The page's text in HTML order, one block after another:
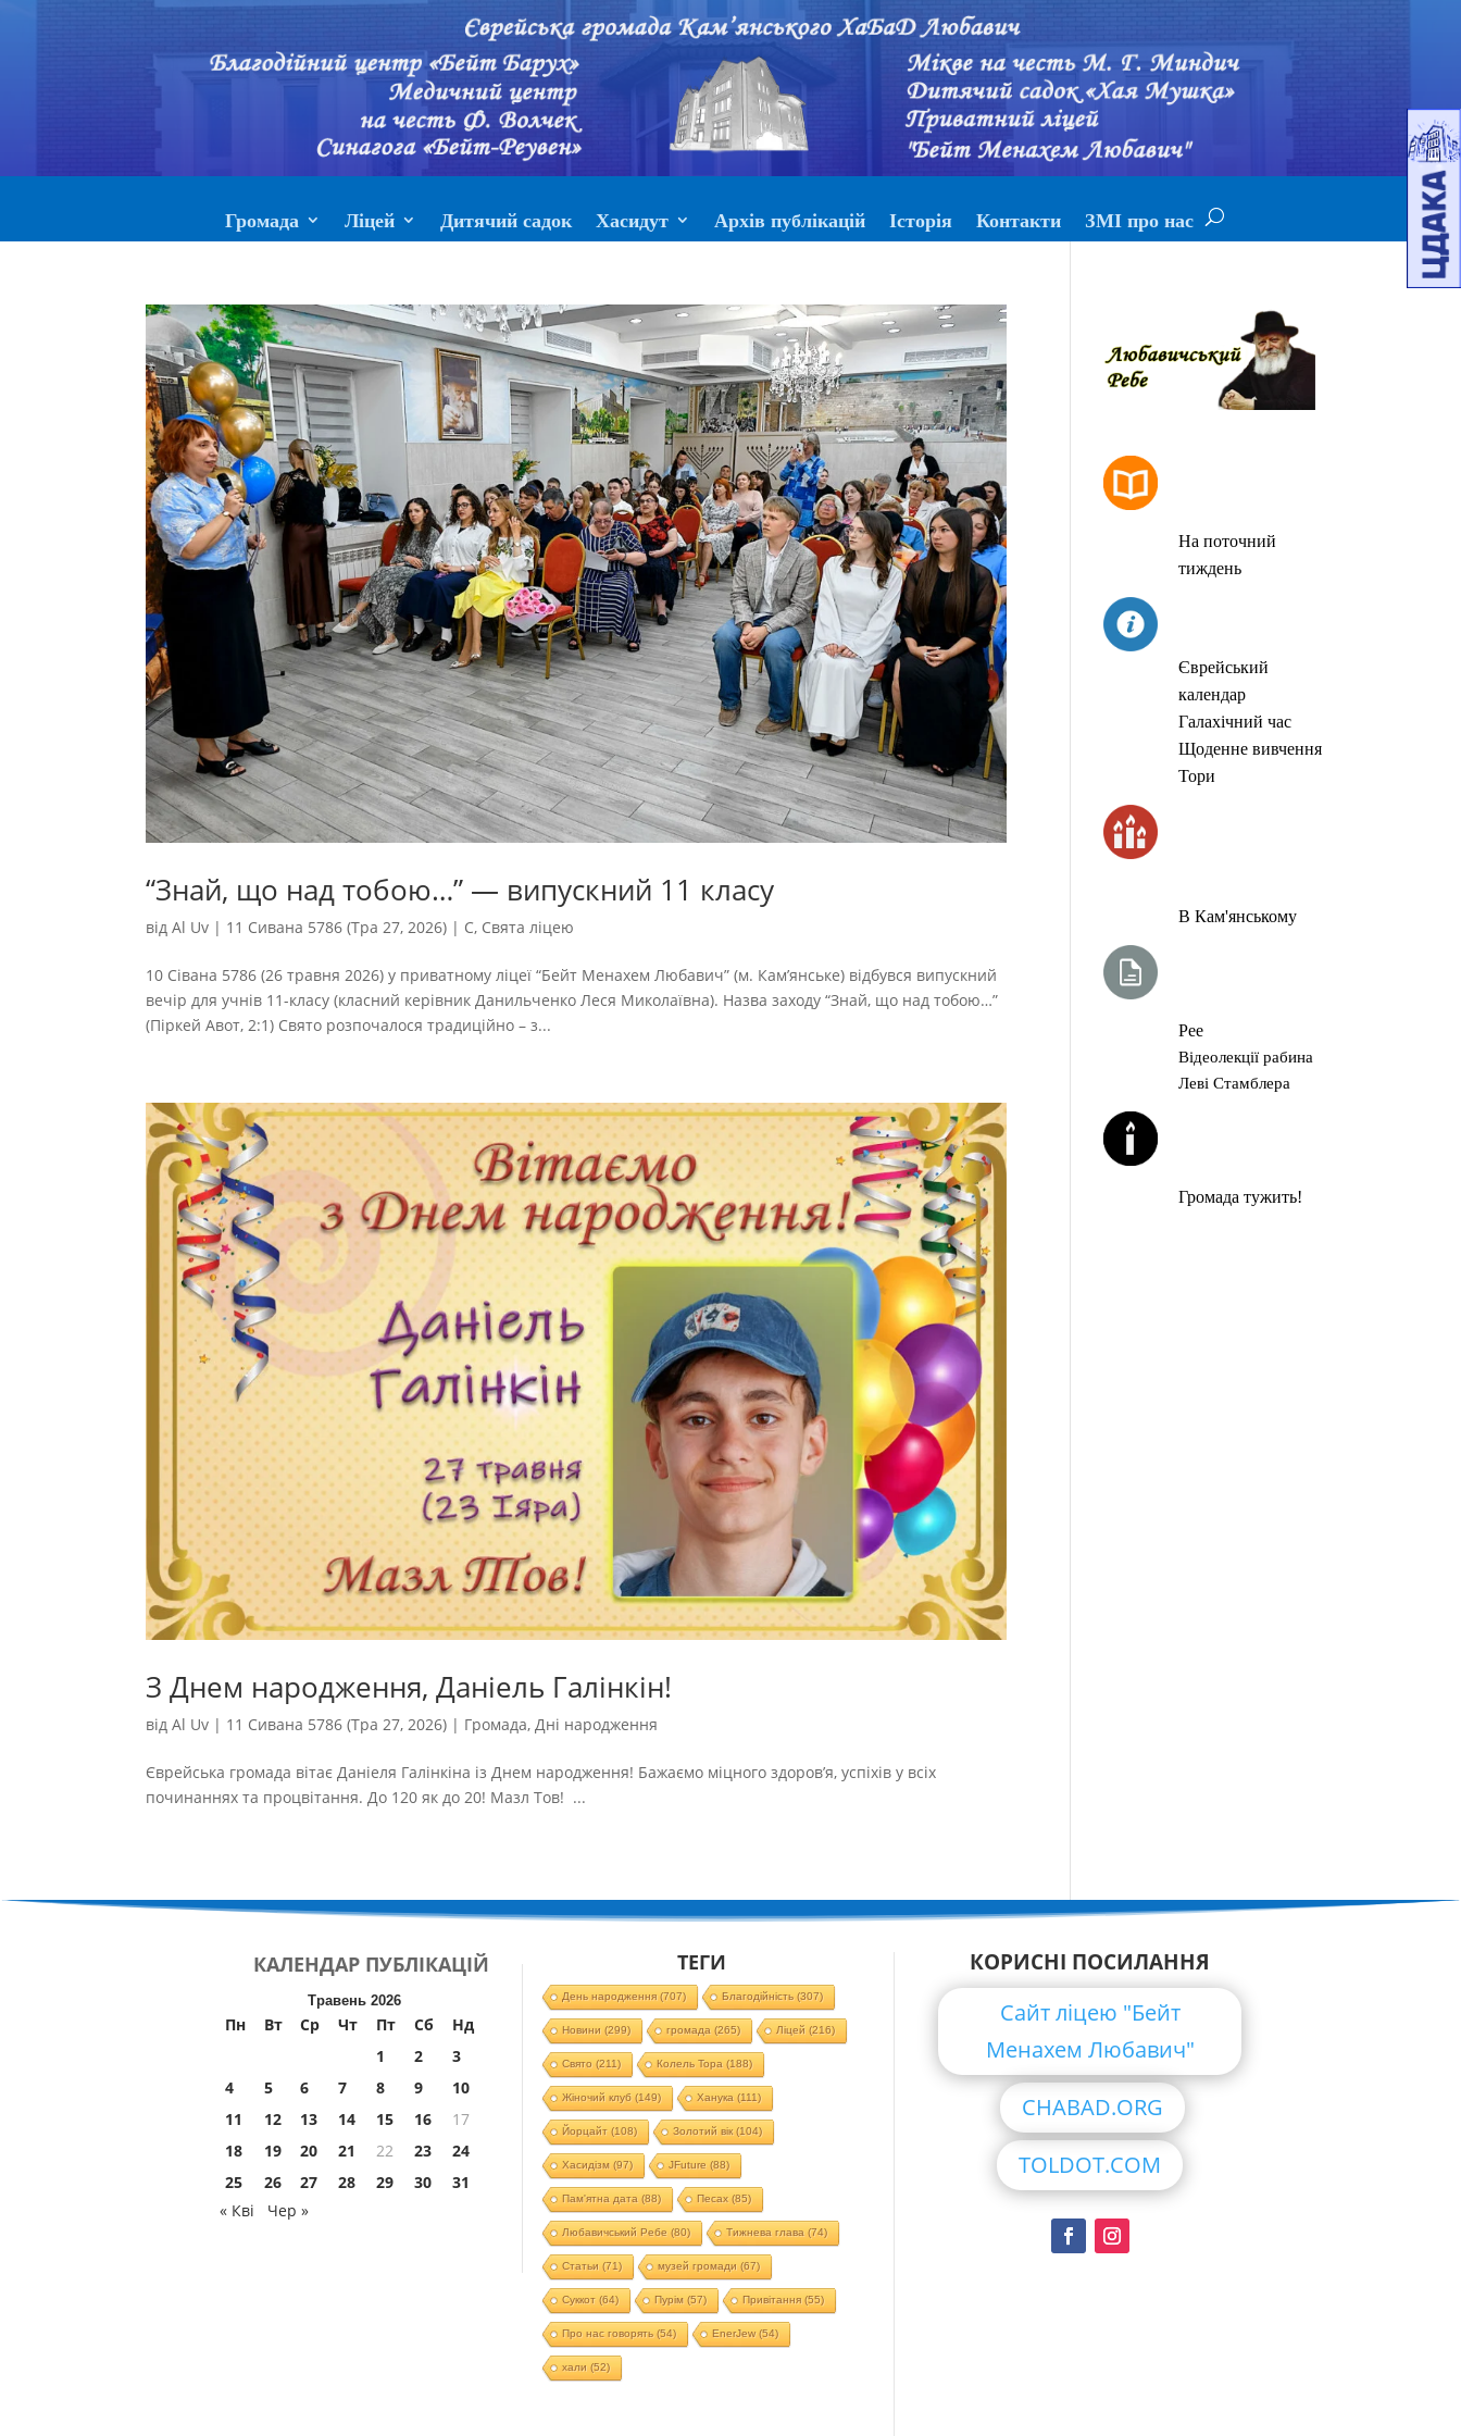
Громада Ліцей Дитячий садок Хасидут Архів публікацій Історія Контакти ЗМІ про нас
“Знай, що над тобою…” — випускний 11 класу
відAl Uv | 11 Сивана 5786 (Тра 27, 2026) | С, Свята ліцею
10 Сівана 5786 (26 травня 2026) у приватному ліцеї “Бейт Менахем Любавич” (м. Кам’янське) відбувся випускний
вечір для учнів 11-класу (класний керівник Данильченко Леся Миколаївна). Назва заходу “Знай, що над тобою…”
(Піркей Авот, 2:1) Свято розпочалося традиційно – з...
З Днем народження, Даніель Галінкін!
відAl Uv | 11 Сивана 5786 (Тра 27, 2026) | Громада,Дні народження
Єврейська громада вітає Даніеля Галінкіна із Днем народження! Бажаємо міцного здоров’я, успіхів у всіх
починаннях та процвітання. До 120 як до 20! Мазл Тов! ...
На поточний
тиждень
Єврейський
календар
Галахічний час
Щоденне вивчення
Тори
В Кам'янському
Рее
Відеолекції рабина
Леві Стамблера
Громада тужить!
КАЛЕНДАР ПУБЛІКАЦІЙ
Травень 2026
Пн Вт Ср Чт Пт Сб
Нд
1
2
3
4
5 6 7 8 9
10
11
12 13 14 15 16
17
18
19 20 21 22 23
24
25
26 27 28 29 30
31
« Кві
Чер »
ТЕГИ
День народження(707) Благодійність(307)
Новини (299) громада (265) Ліцей (216)
Свято (211) Колель Тора (188)
Жіночий клуб (149) Ханука (111)
Йорцайт (108) Золотий вік(104)
Хасидізм (97) JFuture (88)
Пам'ятна дата (88) Песах(85)
Любавичський Ребе (80) Тижнева глава (74)
Статьи (71) музей громади (67)
Суккот (64) Пурім (57) Привітання(55)
Про нас говорять(54) EnerJew(54)
хали (52)
КОРИСНІ ПОСИЛАННЯ
Сайт ліцею "Бейт
Менахем Любавич"
CHABAD.ORG
TOLDOT.COM